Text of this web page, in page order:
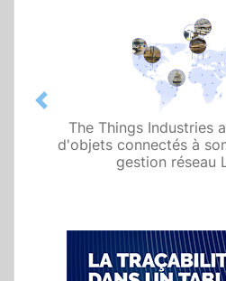
The Things Industries
d'objets connectés à
gestion réseau
Previous